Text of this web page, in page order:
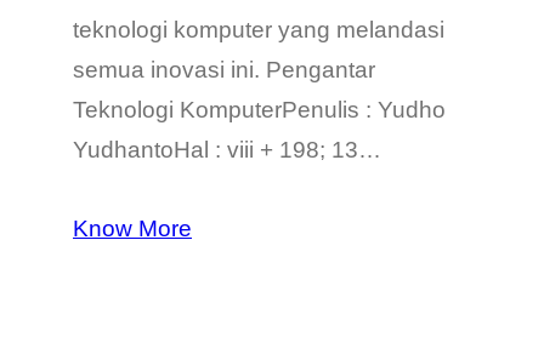
teknologi komputer yang melandasi
semua inovasi ini. Pengantar
Teknologi KomputerPenulis : Yudho
YudhantoHal : viii + 198; 13…
Know More